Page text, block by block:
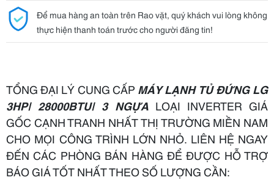
Để mua hàng an toàn trên Rao vặt, quý khách vui lòng không
thực hiện thanh toán trước cho người đăng tin!
TỔNG ĐẠI LÝ CUNG CẤP MÁY LẠNH TỦ ĐỨNG LG
3HP| 28000BTU| 3 NGỰA LOẠI INVERTER GIÁ
GỐC CẠNH TRANH NHẤT THỊ TRƯỜNG MIỀN NAM
CHO MỌI CÔNG TRÌNH LỚN NHỎ. LIÊN HỆ NGAY
ĐẾN CÁC PHÒNG BÁN HÀNG ĐỂ ĐƯỢC HỖ TRỢ
BÁO GIÁ TỐT NHẤT THEO SỐ LƯỢNG CẦN: